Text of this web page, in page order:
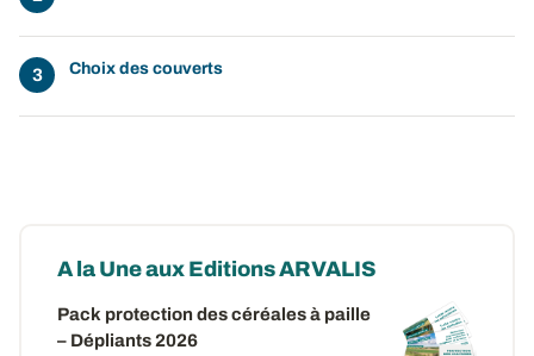
Choix des couverts
A la Une aux Editions ARVALIS
Pack protection des céréales à paille
– Dépliants 2026